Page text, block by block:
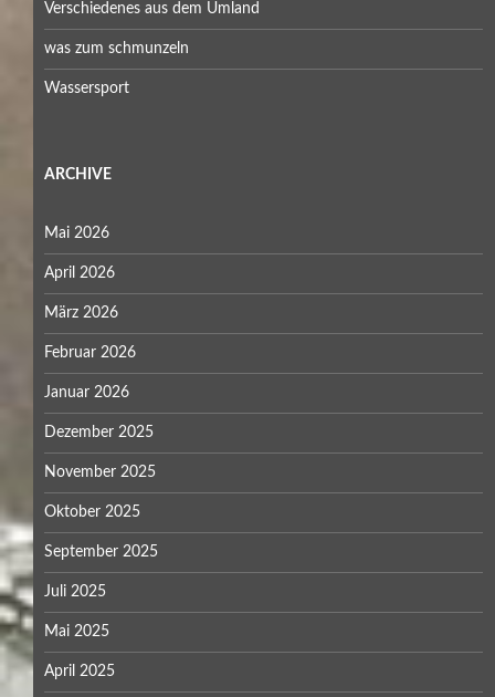
Verschiedenes aus dem Umland
was zum schmunzeln
Wassersport
ARCHIVE
Mai 2026
April 2026
März 2026
Februar 2026
Januar 2026
Dezember 2025
November 2025
Oktober 2025
September 2025
Juli 2025
Mai 2025
April 2025